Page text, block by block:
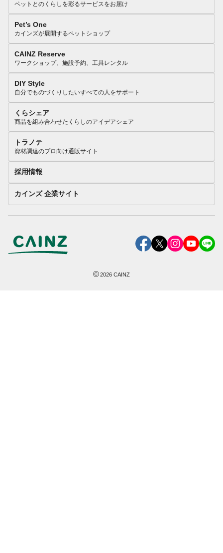
ペットとのくらしを彩るサービスをお届け
Pet’s One
カインズが展開するペットショップ
CAINZ Reserve
ワークショップ、施設予約、工具レンタル
DIY Style
自分でものづくりしたいすべての人をサポート
くらシェア
商品を組み合わせたくらしのアイデアシェア
トラノテ
資材調達のプロ向け通販サイト
採用情報
カインズ 企業サイト
©2026 CAINZ